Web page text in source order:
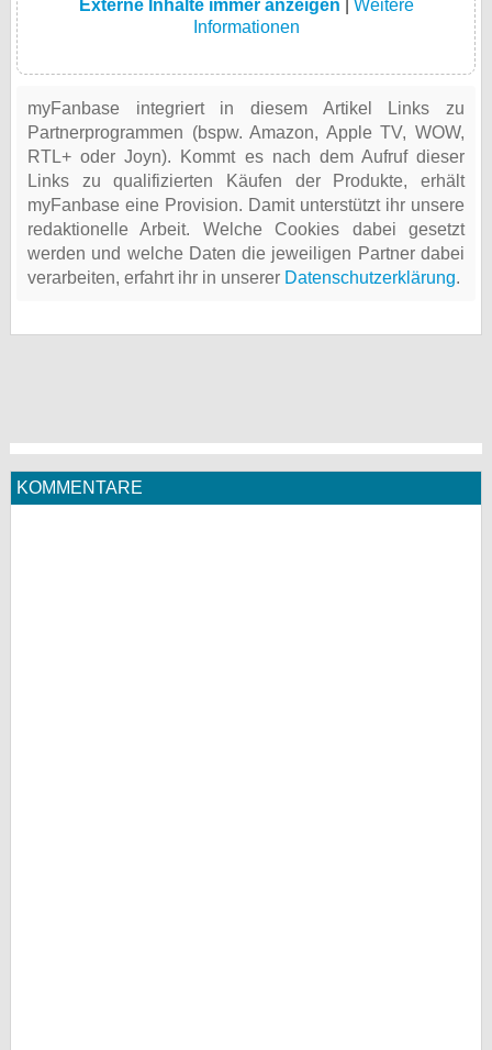
Externe Inhalte immer anzeigen
Weitere
Informationen
myFanbase integriert in diesem Artikel Links zu
Partnerprogrammen (bspw. Amazon, Apple TV, WOW,
RTL+ oder Joyn). Kommt es nach dem Aufruf dieser
Links zu qualifizierten Käufen der Produkte, erhält
myFanbase eine Provision. Damit unterstützt ihr unsere
redaktionelle Arbeit. Welche Cookies dabei gesetzt
werden und welche Daten die jeweiligen Partner dabei
verarbeiten, erfahrt ihr in unserer Datenschutzerklärung.
KOMMENTARE